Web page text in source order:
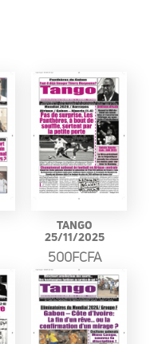
TANGO
25/11/2025
500FCFA